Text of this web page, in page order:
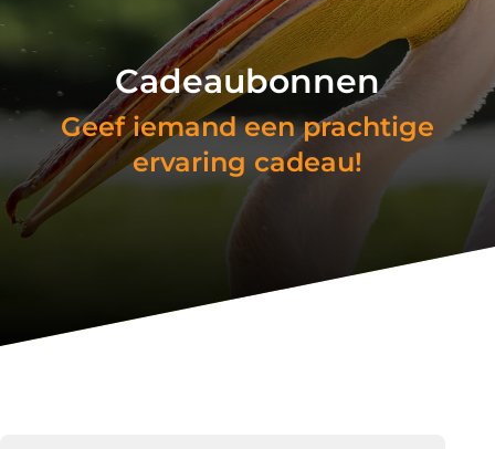
Cadeaubonnen
Geef iemand een prachtige
ervaring cadeau!